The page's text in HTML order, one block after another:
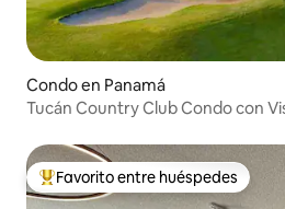
Condo en Panamá
Tucán Country Club Condo con
Favorito entre huéspedes preferido
Favorito entre huéspedes